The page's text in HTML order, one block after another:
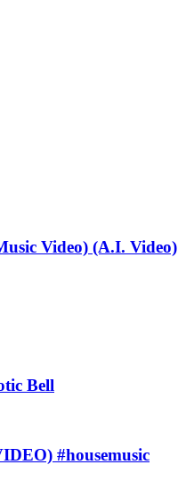
Video) (A.I. Video)
Bell
#housemusic